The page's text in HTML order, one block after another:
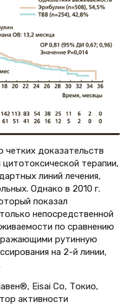
четких доказательств
терапии,
линий лечения,
Однако в 2010 г.
показал
непосредственной
по сравнению
рутинную
на 2-й линии,
Eisai Co, Токио,
активности